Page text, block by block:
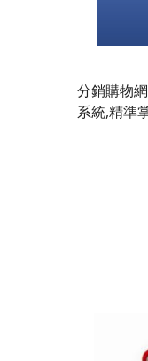
分銷購物
系統,精準